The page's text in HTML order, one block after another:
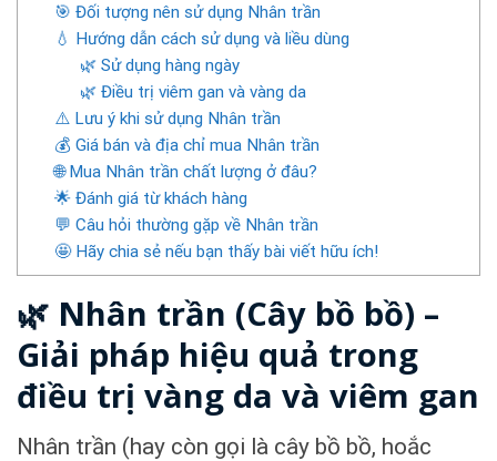
🎯 Đối tượng nên sử dụng Nhân trần
💧 Hướng dẫn cách sử dụng và liều dùng
🌿 Sử dụng hàng ngày
🌿 Điều trị viêm gan và vàng da
⚠️ Lưu ý khi sử dụng Nhân trần
💰 Giá bán và địa chỉ mua Nhân trần
🌐 Mua Nhân trần chất lượng ở đâu?
🌟 Đánh giá từ khách hàng
💬 Câu hỏi thường gặp về Nhân trần
🤩 Hãy chia sẻ nếu bạn thấy bài viết hữu ích!
🌿 Nhân trần (Cây bồ bồ) –
Giải pháp hiệu quả trong
điều trị vàng da và viêm gan
Nhân trần (hay còn gọi là cây bồ bồ, hoắc